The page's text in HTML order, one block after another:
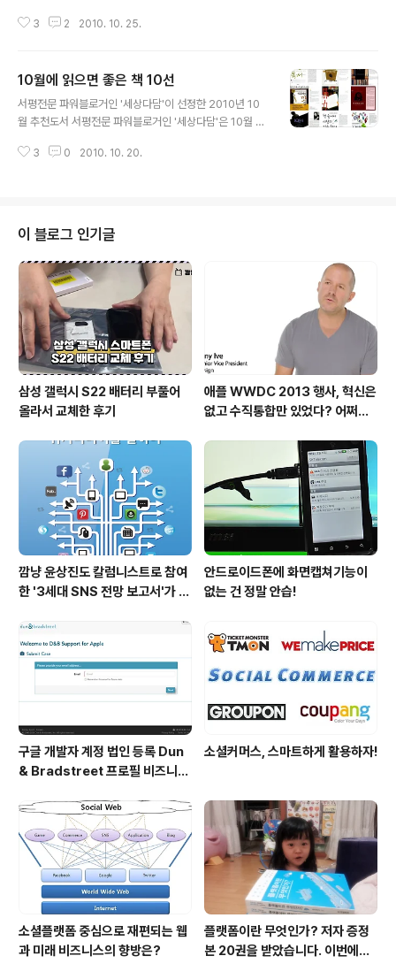
라고 한다. 조기에 발견이 되어 절개없이 레이저로 제거했
가 부담스러워 버스를 이용했는데, 버스에서 '매콤한 경제
레시피'를 읽었다. 아이를 키우면서 어떻게 키워야 할지 고
민이 많았는데 지인이 책을 보내줘서 잘 읽었다. 전주를 왕
책이었다. '매콤한 경제레시피'는 지은이 고병철님이 자신
3 2 2010. 10. 25.
10월에 읽으면 좋은 책 10선
서평전문 파워블로거인 '세상다담'이 선정한 2010년 10
월 추천도서 서평전문 파워블로거인 '세상다담'은 10월 추
트인 다음에서 '책으로 담는 세상(blog.daum.net/hjand
시민의 서평에서 그의 생각을 읽어 볼 수 있다. 위대한 작가
헤르만 헤세가 소개하는 도 눈여겨 볼만 하다. 대부분의 사
람들은 단지 위대한 작가로 헤르만 헤세를 알고 있지만 사
실 더욱 빛나는 건 뛰어난 독서가, 평론가라는 점이라고 세
상다담은 이야기하고 있다. (크리스토퍼 베하..
3 0 2010. 10. 20.
이 블로그 인기글
삼성 갤럭시 S22 배터리 부풀어
올라서 교체한 후기
애플 WWDC 2013 행사, 혁신은
없고 수직통합만 있었다? 어쩌면
깜냥 윤상진도 칼럼니스트로 참여
한 '3세대 SNS 전망 보고서'가 발
안드로이드폰에 화면캡쳐기능이
없는 건 정말 안습!
구글 개발자 계정 법인 등록 Dun
& Bradstreet 프로필 비즈니스
소셜커머스, 스마트하게 활용하자!
소셜플랫폼 중심으로 재편되는 웹
과 미래 비즈니스의 향방은?
플랫폼이란 무엇인가? 저자 증정
본 20권을 받았습니다. 이번에도